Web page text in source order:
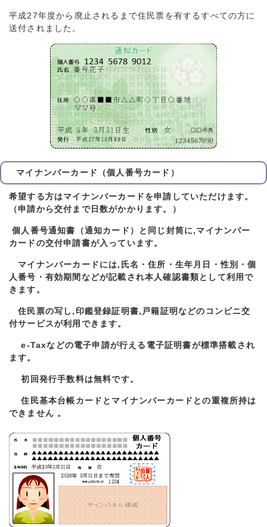
平成27年度から廃止されるまで住民票を有するすべての方に
送付されました。
マイナンバーカード（個人番号カード）
希望する方はマイナンバーカードを申請していただけます。
（申請から交付まで日数がかかります。）
個人番号通知書（通知カード）と同じ封筒に,マイナンバー
カードの交付申請書が入っています。
マイナンバーカードには,氏名・住所・生年月日・性別・個
人番号・有効期間などが記載され本人確認書類として利用で
きます。
住民票の写し,印鑑登録証明書,戸籍証明などのコンビニ交
付サービスが利用できます。
e-Taxなどの電子申請が行える電子証明書が標準搭載され
ます。
初回発行手数料は無料です。
住民基本台帳カードとマイナンバーカードとの重複所持は
できません 。